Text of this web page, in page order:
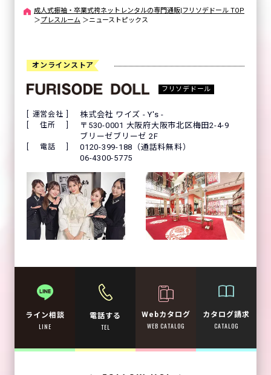
成人式振袖・卒業式袴ネットレンタルの専門通販|フリソデドール TOP
＞プレスルーム ＞ニューストピックス
オンラインストア
フリソデドール
運営会社 株式会社 ワイズ - Y's -
住所
〒530-0001 大阪府大阪市北区梅田2-4-9
ブリーゼブリーゼ 2F
電話
0120-399-188（通話料無料）
06-4300-5775
ライン相談
LINE
電話する
TEL
Webカタログ
WEB CATALOG
カタログ請求
CATALOG